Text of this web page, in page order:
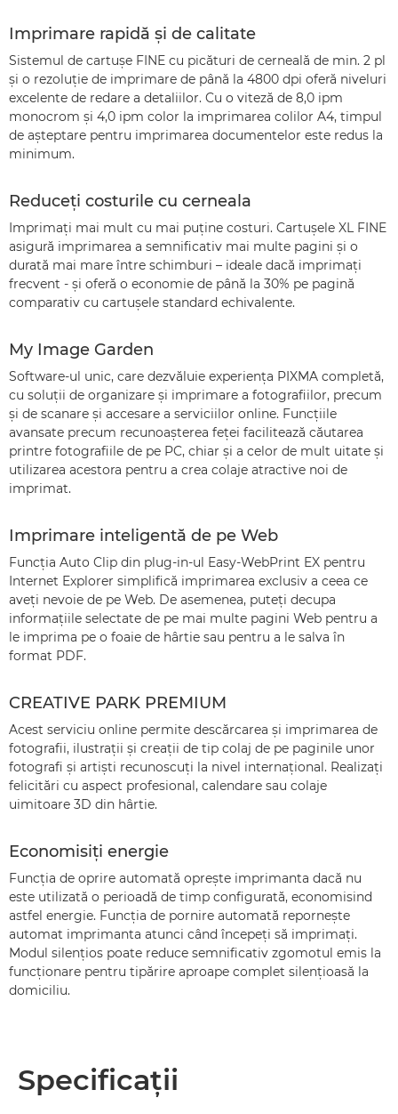
Imprimare rapidă şi de calitate
Sistemul de cartuşe FINE cu picături de cerneală de min. 2 pl
şi o rezoluţie de imprimare de până la 4800 dpi oferă niveluri
excelente de redare a detaliilor. Cu o viteză de 8,0 ipm
monocrom şi 4,0 ipm color la imprimarea colilor A4, timpul
de aşteptare pentru imprimarea documentelor este redus la
minimum.
Reduceţi costurile cu cerneala
Imprimaţi mai mult cu mai puţine costuri. Cartuşele XL FINE
asigură imprimarea a semnificativ mai multe pagini şi o
durată mai mare între schimburi – ideale dacă imprimaţi
frecvent - şi oferă o economie de până la 30% pe pagină
comparativ cu cartuşele standard echivalente.
My Image Garden
Software-ul unic, care dezvăluie experienţa PIXMA completă,
cu soluţii de organizare şi imprimare a fotografiilor, precum
şi de scanare şi accesare a serviciilor online. Funcţiile
avansate precum recunoaşterea feţei facilitează căutarea
printre fotografiile de pe PC, chiar şi a celor de mult uitate şi
utilizarea acestora pentru a crea colaje atractive noi de
imprimat.
Imprimare inteligentă de pe Web
Funcţia Auto Clip din plug-in-ul Easy-WebPrint EX pentru
Internet Explorer simplifică imprimarea exclusiv a ceea ce
aveţi nevoie de pe Web. De asemenea, puteţi decupa
informaţiile selectate de pe mai multe pagini Web pentru a
le imprima pe o foaie de hârtie sau pentru a le salva în
format PDF.
CREATIVE PARK PREMIUM
Acest serviciu online permite descărcarea şi imprimarea de
fotografii, ilustraţii şi creaţii de tip colaj de pe paginile unor
fotografi şi artişti recunoscuţi la nivel internaţional. Realizaţi
felicitări cu aspect profesional, calendare sau colaje
uimitoare 3D din hârtie.
Economisiţi energie
Funcţia de oprire automată opreşte imprimanta dacă nu
este utilizată o perioadă de timp configurată, economisind
astfel energie. Funcţia de pornire automată reporneşte
automat imprimanta atunci când începeţi să imprimaţi.
Modul silenţios poate reduce semnificativ zgomotul emis la
funcţionare pentru tipărire aproape complet silenţioasă la
domiciliu.
Specificaţii